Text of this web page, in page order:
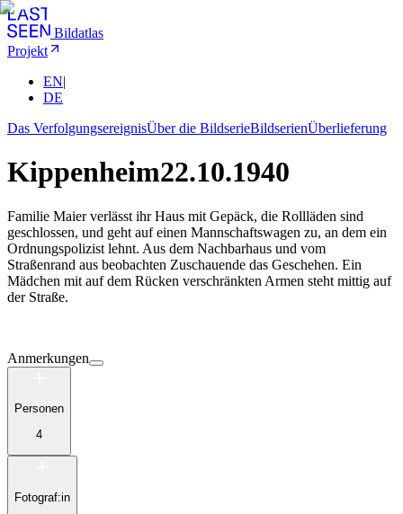
Bildatlas
Projekt
EN|
DE
Das VerfolgungsereignisÜber die BildserieBildserienÜberlieferung
Kippenheim22.10.1940
Familie Maier verlässt ihr Haus mit Gepäck, die Rollläden sind
geschlossen, und geht auf einen Mannschaftswagen zu, an dem ein
Ordnungspolizist lehnt. Aus dem Nachbarhaus und vom
Straßenrand aus beobachten Zuschauende das Geschehen. Ein
Mädchen mit auf dem Rücken verschränkten Armen steht mittig auf
der Straße.
Anmerkungen
Personen
4
Fotograf:in